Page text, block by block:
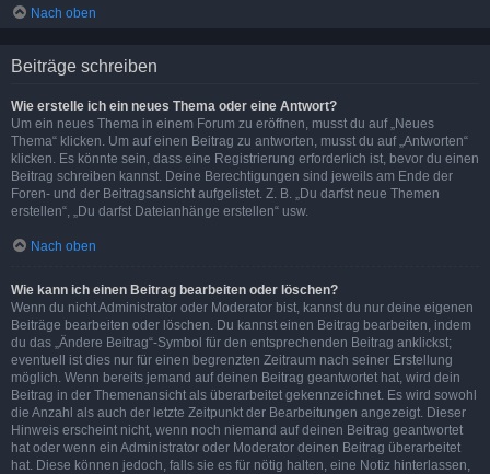
Nach oben
Beiträge schreiben
Wie erstelle ich ein neues Thema oder eine Antwort?
Um ein neues Thema in einem Forum zu eröffnen, musst du auf „Neues
Thema“ klicken. Um auf einen Beitrag zu antworten, musst du auf „Antworten“
klicken. Es könnte sein, dass eine Registrierung erforderlich ist, bevor du einen
Beitrag schreiben kannst. Deine Berechtigungen sind jeweils am Ende der
Foren- und der Beitragsansicht aufgelistet. Z. B. „Du darfst neue Themen
erstellen“, „Du darfst Dateianhänge erstellen“ usw.
Nach oben
Wie kann ich einen Beitrag bearbeiten oder löschen?
Wenn du nicht Administrator oder Moderator bist, kannst du nur deine eigenen
Beiträge bearbeiten oder löschen. Du kannst einen Beitrag bearbeiten, indem
du das „Ändere Beitrag“-Symbol für den entsprechenden Beitrag anklickst;
eventuell ist dies nur für einen begrenzten Zeitraum nach seiner Erstellung
möglich. Wenn bereits jemand auf deinen Beitrag geantwortet hat, wird dein
Beitrag in der Themenansicht als überarbeitet gekennzeichnet. Es wird sowohl
die Anzahl als auch der letzte Zeitpunkt der Bearbeitungen angezeigt. Dieser
Hinweis erscheint nicht, wenn noch niemand auf deinen Beitrag geantwortet
hat oder wenn ein Administrator oder Moderator deinen Beitrag überarbeitet
hat. Diese können jedoch, falls sie es für nötig halten, eine Notiz hinterlassen,